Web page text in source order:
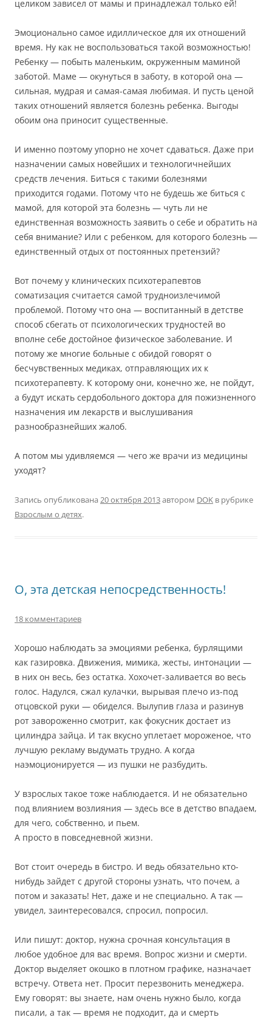
целиком зависел от мамы и принадлежал только ей!
Эмоционально самое идиллическое для их отношений
время. Ну как не воспользоваться такой возможностью!
Ребенку — побыть маленьким, окруженным маминой
заботой. Маме — окунуться в заботу, в которой она —
сильная, мудрая и самая-самая любимая. И пусть ценой
таких отношений является болезнь ребенка. Выгоды
обоим она приносит существенные.
И именно поэтому упорно не хочет сдаваться. Даже при
назначении самых новейших и технологичнейших
средств лечения. Биться с такими болезнями
приходится годами. Потому что не будешь же биться с
мамой, для которой эта болезнь — чуть ли не
единственная возможность заявить о себе и обратить на
себя внимание? Или с ребенком, для которого болезнь —
единственный отдых от постоянных претензий?
Вот почему у клинических психотерапевтов
соматизация считается самой трудноизлечимой
проблемой. Потому что она — воспитанный в детстве
способ сбегать от психологических трудностей во
вполне себе достойное физическое заболевание. И
потому же многие больные с обидой говорят о
бесчувственных медиках, отправляющих их к
психотерапевту. К которому они, конечно же, не пойдут,
а будут искать сердобольного доктора для пожизненного
назначения им лекарств и выслушивания
разнообразнейших жалоб.
А потом мы удивляемся — чего же врачи из медицины
уходят?
Запись опубликована 20 октября 2013автором DOK в рубрике
Взрослым о детях.
О, эта детская непосредственность!
18 комментариев
Хорошо наблюдать за эмоциями ребенка, бурлящими
как газировка. Движения, мимика, жесты, интонации —
в них он весь, без остатка. Хохочет-заливается во весь
голос. Надулся, сжал кулачки, вырывая плечо из-под
отцовской руки — обиделся. Вылупив глаза и разинув
рот завороженно смотрит, как фокусник достает из
цилиндра зайца. И так вкусно уплетает мороженое, что
лучшую рекламу выдумать трудно. А когда
наэмоционируется — из пушки не разбудить.
У взрослых такое тоже наблюдается. И не обязательно
под влиянием возлияния — здесь все в детство впадаем,
для чего, собственно, и пьем.
А просто в повседневной жизни.
Вот стоит очередь в бистро. И ведь обязательно кто-
нибудь зайдет с другой стороны узнать, что почем, а
потом и заказать! Нет, даже и не специально. А так —
увидел, заинтересовался, спросил, попросил.
Или пишут: доктор, нужна срочная консультация в
любое удобное для вас время. Вопрос жизни и смерти.
Доктор выделяет окошко в плотном графике, назначает
встречу. Ответа нет. Просит перезвонить менеджера.
Ему говорят: вы знаете, нам очень нужно было, когда
писали, а так — время не подходит, да и смерть